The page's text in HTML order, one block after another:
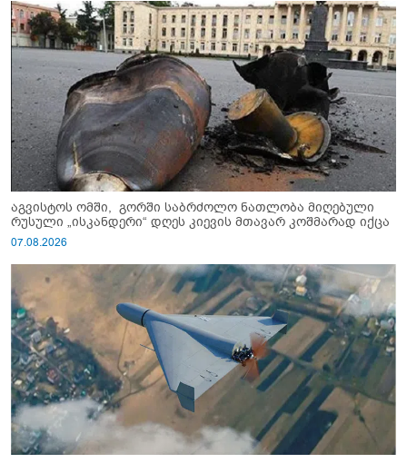
აგვისტოს ომში, გორში საბრძოლო ნათლობა მიღებული
რუსული „ისკანდერი“ დღეს კიევის მთავარ კოშმარად იქცა
07.08.2026